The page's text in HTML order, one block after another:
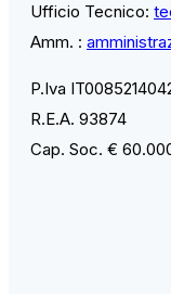
Ufficio Tecnico:
Amm. :
P.Iva
R.E.A. 93874
Cap. Soc. €